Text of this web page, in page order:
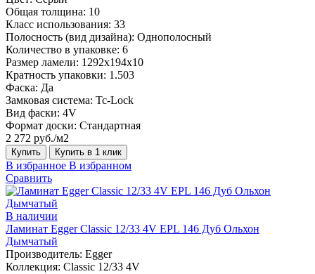
Общая толщина: 10
Класс использования: 33
Полосность (вид дизайна): Однополосный
Количество в упаковке: 6
Размер ламели: 1292х194х10
Кратность упаковки: 1.503
Фаска: Да
Замковая система: Tc-Lock
Вид фаски: 4V
Формат доски: Стандартная
2 272 руб./м2
Купить Купить в 1 клик
В избранное В избранном
Сравнить
В наличии
Ламинат Egger Classic 12/33 4V EPL 146 Дуб Ольхон
Дымчатый
Производитель: Egger
Коллекция: Classic 12/33 4V